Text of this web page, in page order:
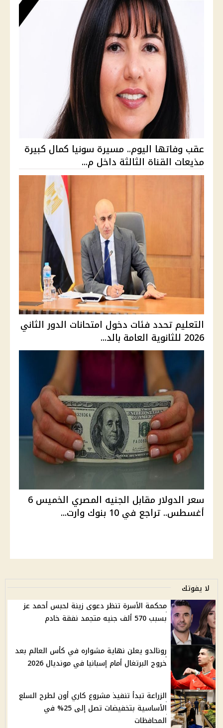
عقب وفاتها اليوم.. مسيرة سونيا كمال كبيرة
مذيعات القناة الثالثة داخل م...
التعليم تحدد فئات دخول امتحانات الدور الثاني
2026 للثانوية العامة بالد...
سعر الدولار مقابل الجنيه المصري الخميس 6
أغسطس.. تراجع في 10 بنوك وارت...
لا يفوتك
محكمة الأسرة تنظر دعوى زينة لحبس أحمد عز
بسبب 570 ألف جنيه متجمد نفقة خادم
رونالدو يعلن نهاية مشواره في كأس العالم بعد
خروج البرتغال أمام إسبانيا في مونديال 2026
الزراعة تبدأ تنفيذ مشروع كاري أون لطرح السلع
الأساسية بتخفيضات تصل إلى 25% في
المحافظات